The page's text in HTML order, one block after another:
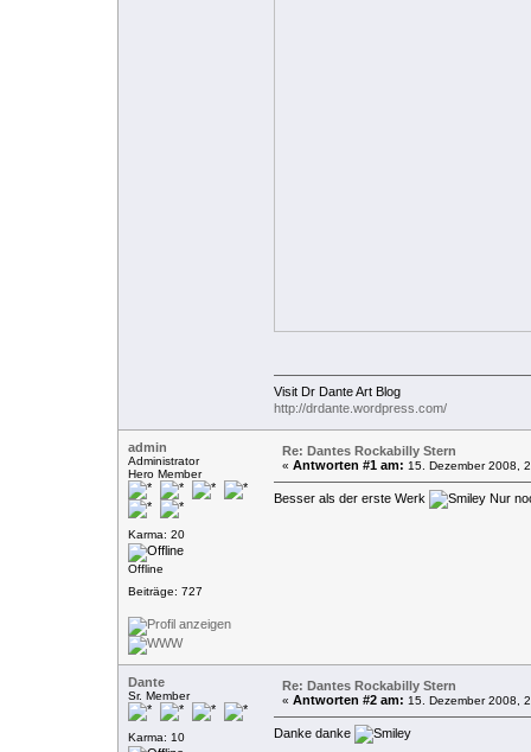
Visit Dr Dante Art Blog
http://drdante.wordpress.com/
admin
Administrator
Hero Member
Karma: 20
Offline
Beiträge: 727
Re: Dantes Rockabilly Stern
« Antworten #1 am: 15. Dezember 2008,
Besser als der erste Werk Nur
Dante
Sr. Member
Karma: 10
Re: Dantes Rockabilly Stern
« Antworten #2 am: 15. Dezember 2008,
Danke danke